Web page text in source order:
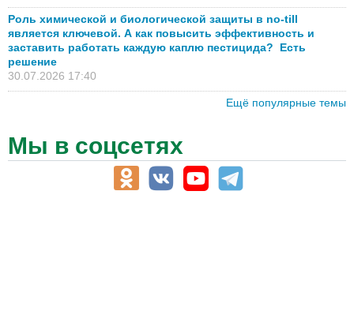
Роль химической и биологической защиты в no-till
является ключевой. А как повысить эффективность и
заставить работать каждую каплю пестицида? Есть
решение
30.07.2026 17:40
Ещё популярные темы
Мы в соцсетях